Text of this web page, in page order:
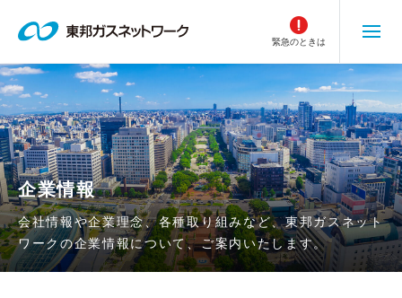
ー
ジ
の
本
文
へ
移
動
緊急のときは
企業情報
会社情報や企業理念、各種取り組みなど、東邦ガスネット
ワークの企業情報について、ご案内いたします。